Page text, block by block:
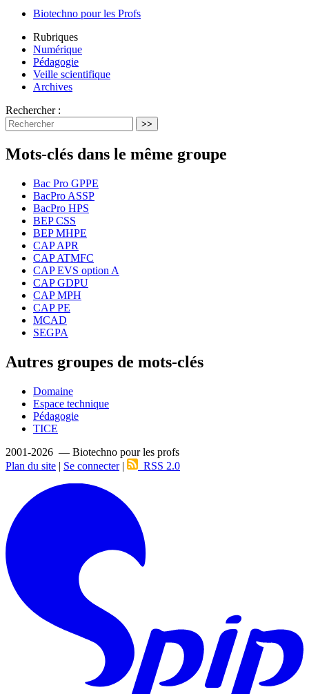
Biotechno pour les Profs
Rubriques
Numérique
Pédagogie
Veille scientifique
Archives
Rechercher :
>>
Mots-clés dans le même groupe
Bac Pro GPPE
BacPro ASSP
BacPro HPS
BEP CSS
BEP MHPE
CAP APR
CAP ATMFC
CAP EVS option A
CAP GDPU
CAP MPH
CAP PE
MCAD
SEGPA
Autres groupes de mots-clés
Domaine
Espace technique
Pédagogie
TICE
2001-2026 — Biotechno pour les profs
Plan du site | Se connecter| RSS 2.0